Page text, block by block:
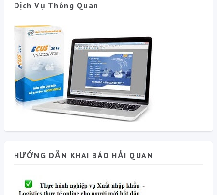
Dịch Vụ Thông Quan
HƯỚNG DẪN KHAI BÁO HẢI QUAN